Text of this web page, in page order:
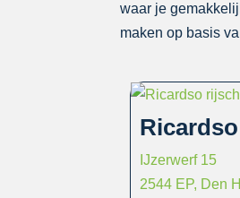
waar je
maken op basis
IJzerwerf 15
2544 EP, Den